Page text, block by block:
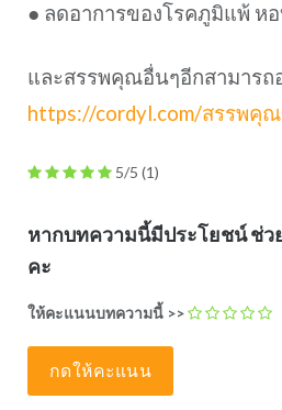
● ลดอาการของโรคภูมิแพ้ หอ
และสรรพคุณอื่นๆอีกสามารถ
https://cordyl.com/สรรพคุ
5/5 (1)
หากบทความนี้มีประโยชน์ ช่
คะ
ให้คะแนนบทความนี้ >>